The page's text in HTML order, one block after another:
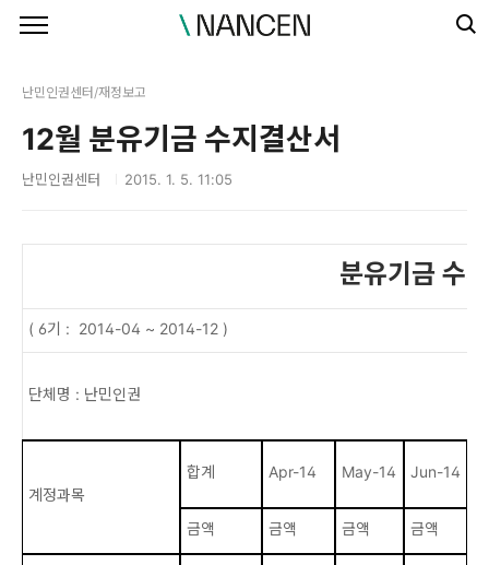
난민인권센터/재정보고
12월 분유기금 수지결산서
난민인권센터 2015. 1. 5. 11:05
분유기금 수
( 6기 : 2014-04 ~ 2014-12 )
단체명 : 난민인권
계정과목
합계 Apr-14 May-14 Jun-14
금액 금액 금액 금액